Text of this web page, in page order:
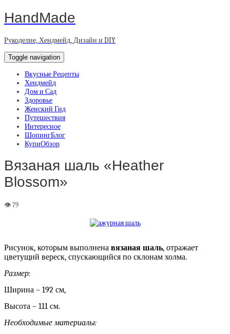
HandMade
Рукоделие, Хендмейд, Дизайн и DIY
Toggle navigation
Вкусные Рецепты
Хендмейд
Дом и Сад
Здоровье
Женский Гид
Путешествия
Интересное
ШопингБлог
КупиОбзор
Вязаная шаль «Heather
Blossom»
Рисунок, которым выполнена вязаная шаль, отражает
цветущий вереск, спускающийся по склонам холма.
Размер:
Ширина – 192 см,
Высота – 111 см.
Необходимые материалы: